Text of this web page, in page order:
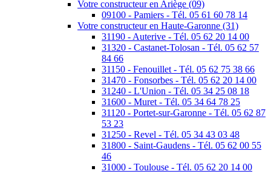
Votre constructeur en Ariège (09)
09100 - Pamiers - Tél. 05 61 60 78 14
Votre constructeur en Haute-Garonne (31)
31190 - Auterive - Tél. 05 62 20 14 00
31320 - Castanet-Tolosan - Tél. 05 62 57
84 66
31150 - Fenouillet - Tél. 05 62 75 38 66
31470 - Fonsorbes - Tél. 05 62 20 14 00
31240 - L'Union - Tél. 05 34 25 08 18
31600 - Muret - Tél. 05 34 64 78 25
31120 - Portet-sur-Garonne - Tél. 05 62 87
53 23
31250 - Revel - Tél. 05 34 43 03 48
31800 - Saint-Gaudens - Tél. 05 62 00 55
46
31000 - Toulouse - Tél. 05 62 20 14 00